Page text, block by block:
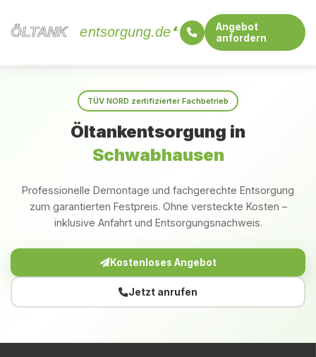
ÖLTANK
ÖLTANK entsorgung.de
Angebot
anfordern
TÜV NORD zertifizierter Fachbetrieb
Öltankentsorgung in
Schwabhausen
Professionelle Demontage und fachgerechte Entsorgung
zum garantierten Festpreis. Ohne versteckte Kosten –
inklusive Anfahrt und Entsorgungsnachweis.
Kostenloses Angebot
Jetzt anrufen